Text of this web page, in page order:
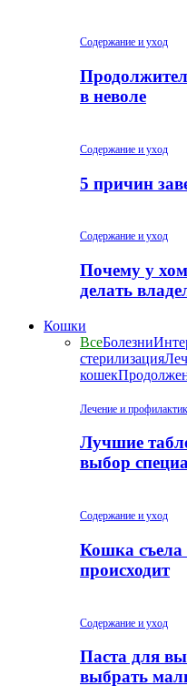
Содержание и уход
в неволе
Содержание и уход
5 причин
Содержание и уход
Почему у
делать
Кошки
ВсеБолезни
стерилизация
кошек
Лечение и
Лучшие
выбор
Содержание и уход
Кошка съела
происходит
Содержание и уход
Паста для
выбрать